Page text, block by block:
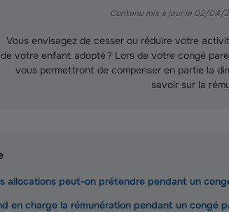
Contenu mis à jour le 02/04/
Vous envisagez de cesser ou réduire votre
de votre enfant adopté ? Lors de votre congé
vous permettront de compenser en partie la
savoir sur la
allocations peut-on prétendre pendant un
en charge la rémunération pendant un congé